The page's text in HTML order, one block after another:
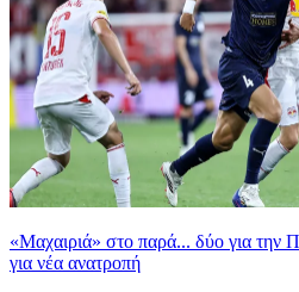
«Μαχαιριά» στο παρά... δύο για την
για νέα ανατροπή